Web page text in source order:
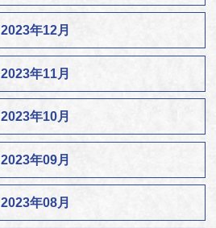
2023年12月
2023年11月
2023年10月
2023年09月
2023年08月